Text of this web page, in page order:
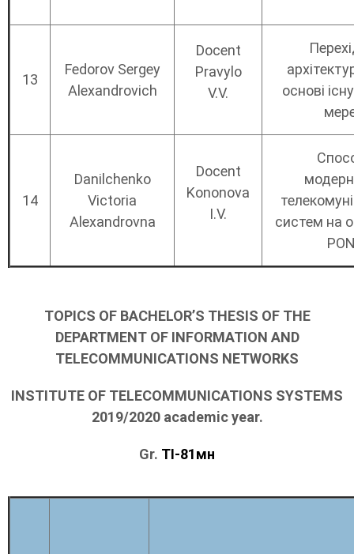
13
Fedorov Sergey
Alexandrovich
Docent
Pravylo
V.V.
основі
14
Danilchenko
Victoria
Alexandrovna
Docent
Kononova
I.V.
систем на
TOPICS OF BACHELOR’S THESIS OF THE
DEPARTMENT OF INFORMATION AND
TELECOMMUNICATIONS NETWORKS
INSTITUTE OF TELECOMMUNICATIONS SYSTEMS
2019/2020 academic year.
Gr. ТІ-81мн